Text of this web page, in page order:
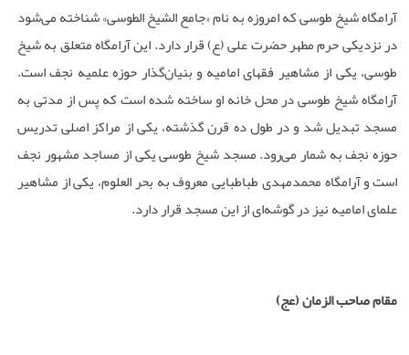
آرامگاه شیخ طوسی که امروزه به نام «جامع الشیخ الطوسی» شناخته می‌شود
در نزدیکی حرم مطهر حضرت علی (ع) قرار دارد. این آرامگاه متعلق به شیخ
طوسی، یکی از مشاهیر فقهای امامیه و بنیان‌گذار حوزه علمیه نجف است.
آرامگاه شیخ طوسی در محل خانه او ساخته شده است که پس از مدتی به
مسجد تبدیل شد و در طول ده قرن گذشته، یکی از مراکز اصلی تدریس
حوزه نجف به شمار می‌رود. مسجد شیخ طوسی یکی از مساجد مشهور نجف
است و آرامگاه محمدمهدی طباطبایی معروف به بحر العلوم، یکی از مشاهیر
علمای امامیه نیز در گوشه‌ای از این مسجد قرار دارد.
مقام صاحب الزمان (عج)